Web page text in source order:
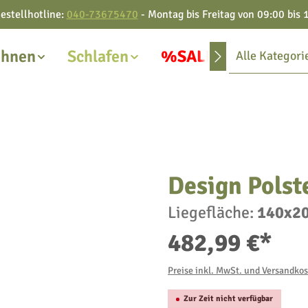
040-73675470 - Montag bis Freitag von 09:00 bis
Schlafen %SALE% Alle
Design
Liegefläche:
482,99 €*
Preise inkl. MwSt. und
Zur Zeit nicht verfügbar